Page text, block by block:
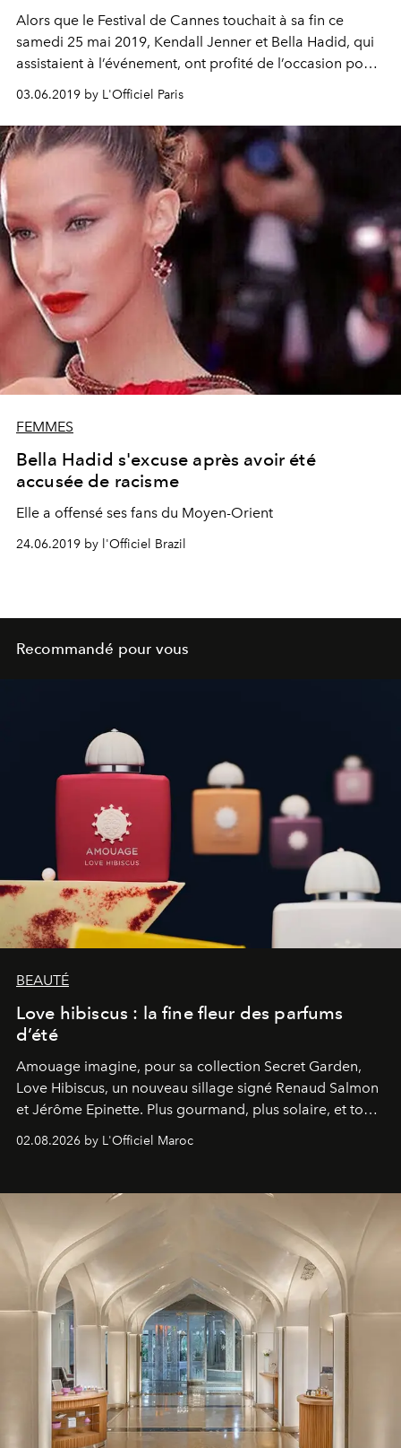
Alors que le Festival de Cannes touchait à sa fin ce
samedi 25 mai 2019, Kendall Jenner et Bella Hadid, qui
assistaient à l’événement, ont profité de l’occasion pour
se rendre au Grand Prix de Monaco. Elles n’ont
évidemment pas manqué de porter des bijoux pour
upgrader leurs tenues.
03.06.2019 by L'Officiel Paris
FEMMES
Bella Hadid s'excuse après avoir été
accusée de racisme
Elle a offensé ses fans du Moyen-Orient
24.06.2019 by l'Officiel Brazil
Recommandé pour vous
BEAUTÉ
Love hibiscus : la fine fleur des parfums
d’été
Amouage imagine, pour sa collection Secret Garden,
Love Hibiscus, un nouveau sillage signé Renaud Salmon
et Jérôme Epinette. Plus gourmand, plus solaire, et tout
à fait irrésistible.
02.08.2026 by L'Officiel Maroc